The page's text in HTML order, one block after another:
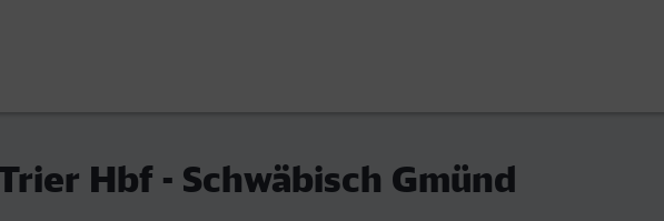
Hbf - Schwäbisch Gmünd